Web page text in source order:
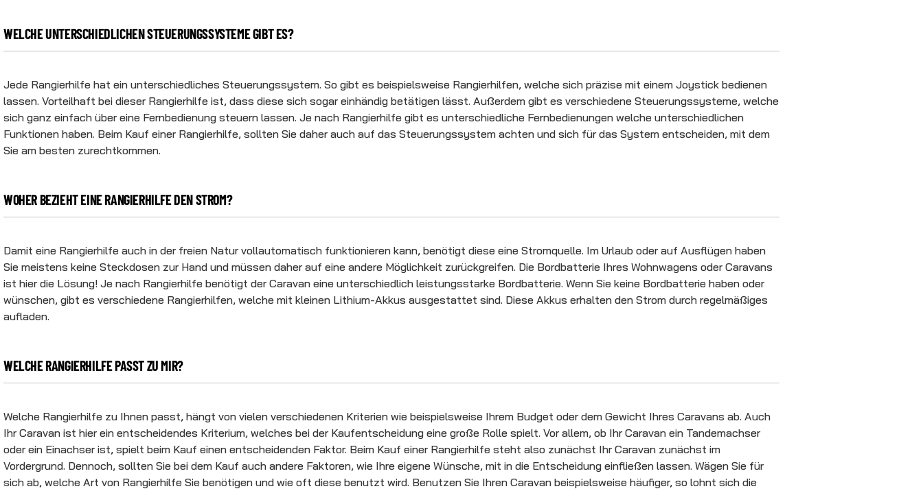
WELCHE UNTERSCHIEDLICHEN STEUERUNGSSYSTEME GIBT ES?
Jede Rangierhilfe hat ein unterschiedliches Steuerungssystem. So gibt es beispielsweise Rangierhilfen, welche sich präzise mit einem Joystick bedienen
lassen. Vorteilhaft bei dieser Rangierhilfe ist, dass diese sich sogar einhändig betätigen lässt. Außerdem gibt es verschiedene Steuerungssysteme, welche
sich ganz einfach über eine Fernbedienung steuern lassen. Je nach Rangierhilfe gibt es unterschiedliche Fernbedienungen welche unterschiedlichen
Funktionen haben. Beim Kauf einer Rangierhilfe, sollten Sie daher auch auf das Steuerungssystem achten und sich für das System entscheiden, mit dem
Sie am besten zurechtkommen.
WOHER BEZIEHT EINE RANGIERHILFE DEN STROM?
Damit eine Rangierhilfe auch in der freien Natur vollautomatisch funktionieren kann, benötigt diese eine Stromquelle. Im Urlaub oder auf Ausflügen haben
Sie meistens keine Steckdosen zur Hand und müssen daher auf eine andere Möglichkeit zurückgreifen. Die Bordbatterie Ihres Wohnwagens oder Caravans
ist hier die Lösung! Je nach Rangierhilfe benötigt der Caravan eine unterschiedlich leistungsstarke Bordbatterie. Wenn Sie keine Bordbatterie haben oder
wünschen, gibt es verschiedene Rangierhilfen, welche mit kleinen Lithium-Akkus ausgestattet sind. Diese Akkus erhalten den Strom durch regelmäßiges
aufladen.
WELCHE RANGIERHILFE PASST ZU MIR?
Welche Rangierhilfe zu Ihnen passt, hängt von vielen verschiedenen Kriterien wie beispielsweise Ihrem Budget oder dem Gewicht Ihres Caravans ab. Auch
Ihr Caravan ist hier ein entscheidendes Kriterium, welches bei der Kaufentscheidung eine große Rolle spielt. Vor allem, ob Ihr Caravan ein Tandemachser
oder ein Einachser ist, spielt beim Kauf einen entscheidenden Faktor. Beim Kauf einer Rangierhilfe steht also zunächst Ihr Caravan zunächst im
Vordergrund. Dennoch, sollten Sie bei dem Kauf auch andere Faktoren, wie Ihre eigene Wünsche, mit in die Entscheidung einfließen lassen. Wägen Sie für
sich ab, welche Art von Rangierhilfe Sie benötigen und wie oft diese benutzt wird. Benutzen Sie Ihren Caravan beispielsweise häufiger, so lohnt sich die